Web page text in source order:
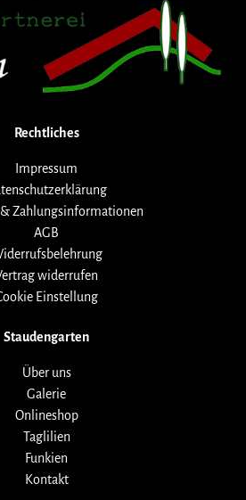
Rechtliches
Impressum
& Zahlungsinformationen
AGB
widerrufen
Einstellung
Staudengarten
Über uns
Galerie
Onlineshop
Taglilien
Funkien
Kontakt